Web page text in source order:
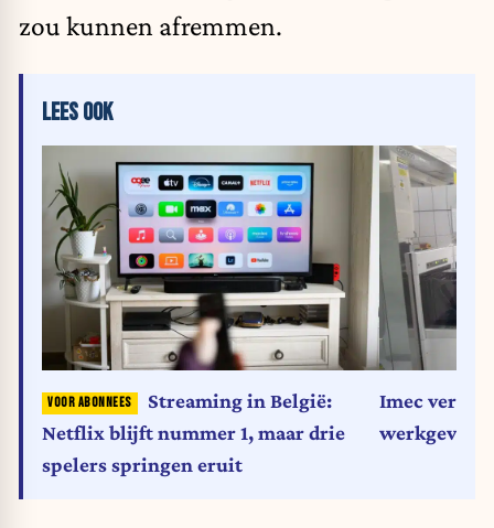
zou kunnen afremmen.
LEES OOK
Streaming in België:
Netflix blijft nummer 1, maar drie
spelers springen eruit
Imec
werkgever